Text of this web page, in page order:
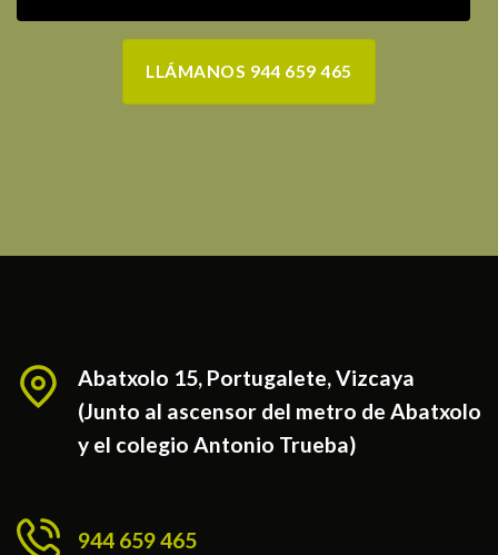
LLÁMANOS 944 659 465
Abatxolo 15, Portugalete, Vizcaya
(Junto al ascensor del metro de Abatxolo
y el colegio Antonio Trueba)
944 659 465